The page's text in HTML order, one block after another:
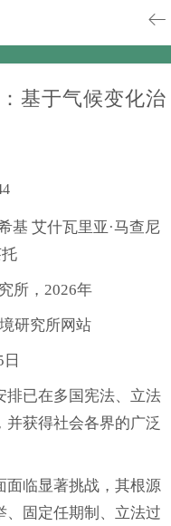
基于气候变化治
基 艾什瓦里亚·马查尼
所，2026年
研究所网站
排已在多国宪法、立法
获得社会各界的广泛
面临显著挑战，其根源
固定任期制、立法过